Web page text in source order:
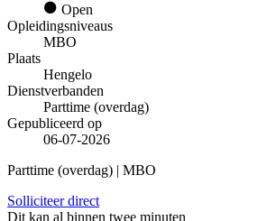
Open
Opleidingsniveaus
MBO
Plaats
Hengelo
Dienstverbanden
Parttime (overdag)
Gepubliceerd op
06-07-2026
Parttime (overdag) | MBO
Solliciteer direct
Dit kan al binnen twee minuten